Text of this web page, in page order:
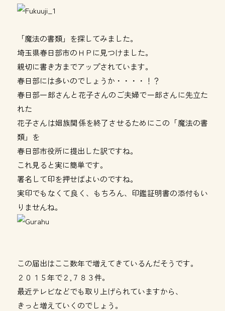
「魔法の書類」を探してみました。
埼玉県春日部市のＨＰに見つけました。
親切に書き方までアップされています。
春日部には多いのでしょうか・・・・！？
春日部一郎さんと花子さんのご夫婦で一郎さんに先立た
れた
花子さんは姻族関係を終了させるためにこの「魔法の書
類」を
春日部市役所に提出した訳ですね。
これ見ると実に簡単です。
署名して印を押せばよいのですね。
実印でもなくて良く、もちろん、印鑑証明書の添付もい
りませんね。
この届出はここ数年で増えてきているんだそうです。
２０１５年で２,７８３件。
最近テレビなどでも取り上げられていますから、
きっと増えていくのでしょう。